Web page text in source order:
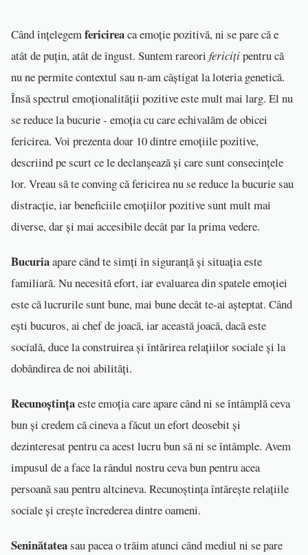
Când înțelegemfericireaca emoție pozitivă, ni se pare că e
atât de puțin, atât de îngust. Suntem rareori fericițipentru că
nu ne permite contextul sau n-am câștigat la loteria genetică.
Însă spectrul emoționalității pozitive este mult mai larg. El nu
se reduce la bucurie - emoția cu care echivalăm de obicei
fericirea. Voi prezenta doar 10 dintre emoțiile pozitive,
descriind pe scurt ce le declanșează și care sunt consecințele
lor. Vreau să te conving că fericirea nu se reduce la bucurie sau
distracție, iar beneficiile emoțiilor pozitive sunt mult mai
diverse, dar și mai accesibile decât par la prima vedere.
Bucuriaapare când te simți în siguranță și situația este
familiară. Nu necesită efort, iar evaluarea din spatele emoției
este că lucrurile sunt bune, mai bune decât te-ai așteptat. Când
ești bucuros, ai chef de joacă, iar această joacă, dacă este
socială, duce la construirea și întărirea relațiilor sociale și la
dobândirea de noi abilități.
Recunoștințaeste emoția care apare când ni se întâmplă ceva
bun și credem că cineva a făcut un efort deosebit și
dezinteresat pentru ca acest lucru bun să ni se întâmple. Avem
impusul de a face la rândul nostru ceva bun pentru acea
persoană sau pentru altcineva. Recunoștința întărește relațiile
sociale și crește încrederea dintre oameni.
Seninătateasau pacea o trăim atunci când mediul ni se pare